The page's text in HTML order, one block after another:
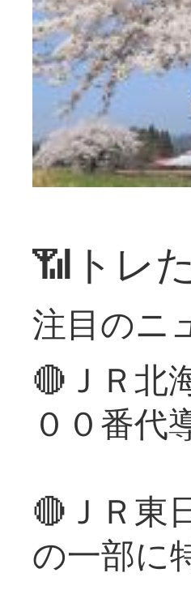
📶トレ
注目のニ
🔴ＪＲ北
００番代
🔴ＪＲ東
の一部に